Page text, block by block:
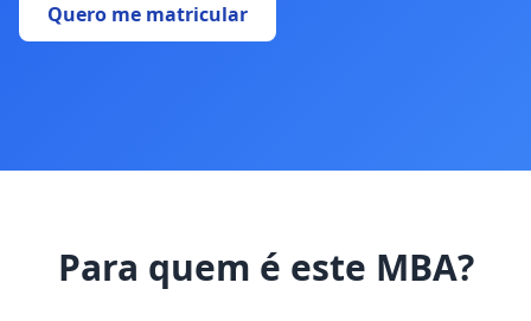
Quero me matricular
Para quem é este MBA?